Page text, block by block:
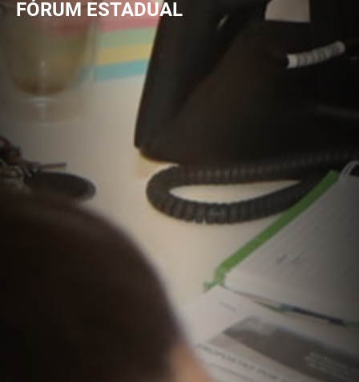
FÓRUM ESTADUAL